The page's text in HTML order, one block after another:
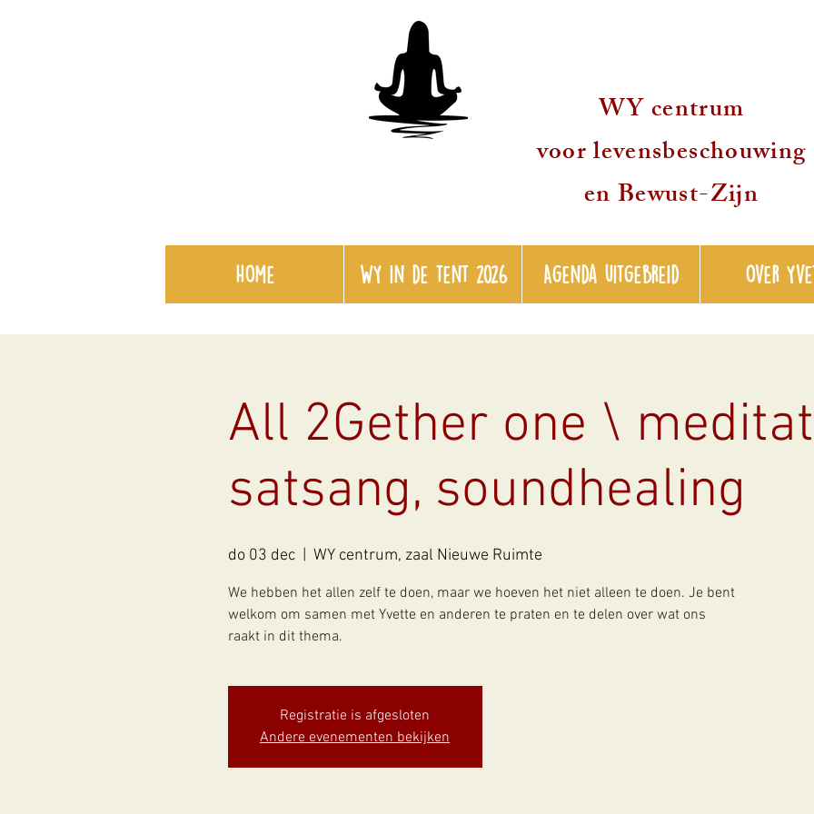
WY centrum
voor levensbeschouwing
en Bewust-Zijn
Home WY in de tent 2026 Agenda uitgebreid over
All 2Gether one \
satsang, soundhealing
do 03 dec
  |
WY centrum, zaal Nieuwe Ruimte
We hebben het allen zelf te doen, maar we hoeven het niet alleen te doen. Je bent
welkom om samen met Yvette en anderen te praten en te delen over wat ons
raakt in dit thema.
Registratie is afgesloten
Andere evenementen bekijken